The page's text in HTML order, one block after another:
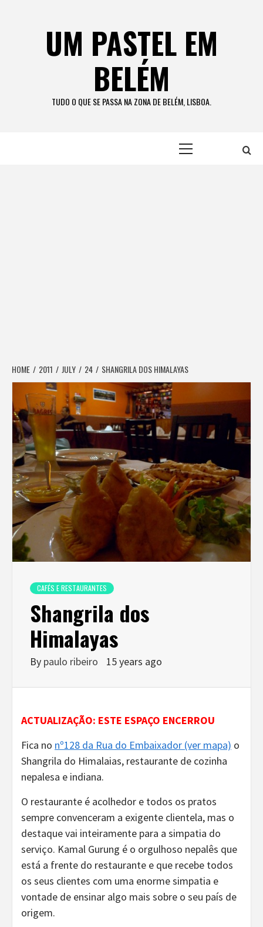
UM PASTEL EM
BELÉM
TUDO O QUE SE PASSA NA ZONA DE BELÉM, LISBOA.
HOME 2011 JULY 24 SHANGRILA DOS HIMALAYAS
CAFÉS E RESTAURANTES
Shangrila dos
Himalayas
By paulo ribeiro 15 years ago
ACTUALIZAÇÃO: ESTE ESPAÇO ENCERROU
Fica no nº128 da Rua do Embaixador (ver mapa) o
Shangrila do Himalaias, restaurante de cozinha
nepalesa e indiana.
O restaurante é acolhedor e todos os pratos
sempre convenceram a exigente clientela, mas o
destaque vai inteiramente para a simpatia do
serviço. Kamal Gurung é o orgulhoso nepalês que
está a frente do restaurante e que recebe todos
os seus clientes com uma enorme simpatia e
vontade de ensinar algo mais sobre o seu país de
origem.